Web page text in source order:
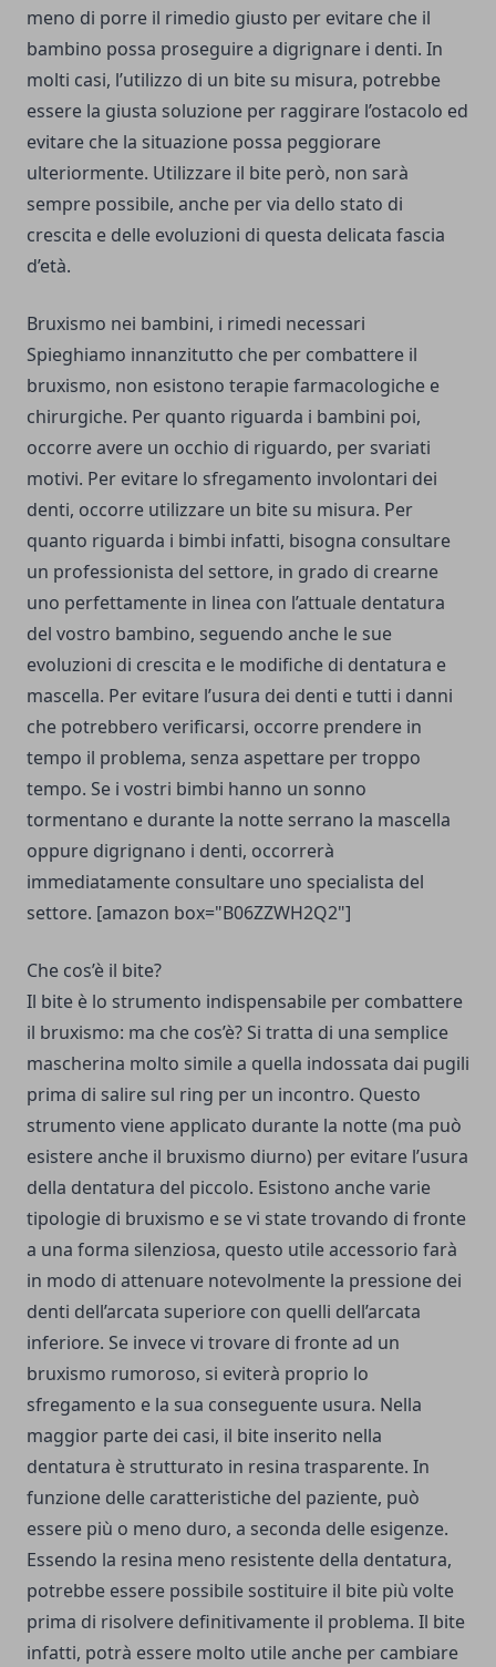
meno di porre il rimedio giusto per evitare che il
bambino possa proseguire a digrignare i denti. In
molti casi, l’utilizzo di un bite su misura, potrebbe
essere la giusta soluzione per raggirare l’ostacolo ed
evitare che la situazione possa peggiorare
ulteriormente. Utilizzare il bite però, non sarà
sempre possibile, anche per via dello stato di
crescita e delle evoluzioni di questa delicata fascia
d’età.
Bruxismo nei bambini, i rimedi necessari
Spieghiamo innanzitutto che per combattere il
bruxismo, non esistono terapie farmacologiche e
chirurgiche. Per quanto riguarda i bambini poi,
occorre avere un occhio di riguardo, per svariati
motivi. Per evitare lo sfregamento involontari dei
denti, occorre utilizzare un bite su misura. Per
quanto riguarda i bimbi infatti, bisogna consultare
un professionista del settore, in grado di crearne
uno perfettamente in linea con l’attuale dentatura
del vostro bambino, seguendo anche le sue
evoluzioni di crescita e le modifiche di dentatura e
mascella. Per evitare l’usura dei denti e tutti i danni
che potrebbero verificarsi, occorre prendere in
tempo il problema, senza aspettare per troppo
tempo. Se i vostri bimbi hanno un sonno
tormentano e durante la notte serrano la mascella
oppure digrignano i denti, occorrerà
immediatamente consultare uno specialista del
settore. [amazon box="B06ZZWH2Q2"]
Che cos’è il bite?
Il bite è lo strumento indispensabile per combattere
il bruxismo: ma che cos’è? Si tratta di una semplice
mascherina molto simile a quella indossata dai pugili
prima di salire sul ring per un incontro. Questo
strumento viene applicato durante la notte (ma può
esistere anche il bruxismo diurno) per evitare l’usura
della dentatura del piccolo. Esistono anche varie
tipologie di bruxismo e se vi state trovando di fronte
a una forma silenziosa, questo utile accessorio farà
in modo di attenuare notevolmente la pressione dei
denti dell’arcata superiore con quelli dell’arcata
inferiore. Se invece vi trovare di fronte ad un
bruxismo rumoroso, si eviterà proprio lo
sfregamento e la sua conseguente usura. Nella
maggior parte dei casi, il bite inserito nella
dentatura è strutturato in resina trasparente. In
funzione delle caratteristiche del paziente, può
essere più o meno duro, a seconda delle esigenze.
Essendo la resina meno resistente della dentatura,
potrebbe essere possibile sostituire il bite più volte
prima di risolvere definitivamente il problema. Il bite
infatti, potrà essere molto utile anche per cambiare